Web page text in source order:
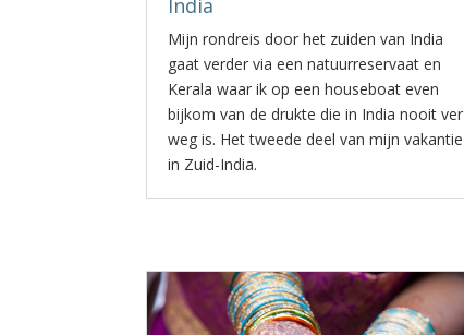
India
Mijn rondreis door het zuiden van India
gaat verder via een natuurreservaat en
Kerala waar ik op een houseboat even
bijkom van de drukte die in India nooit ver
weg is. Het tweede deel van mijn vakantie
in Zuid-India.